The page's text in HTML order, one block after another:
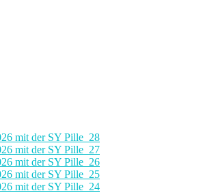
mit der SY Pille_28
mit der SY Pille_27
mit der SY Pille_26
mit der SY Pille_25
mit der SY Pille_24